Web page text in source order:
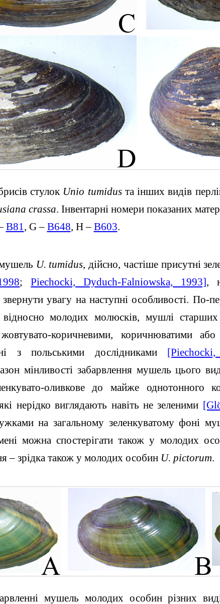
стулок Unio tumidusта інших видів
crassa. Інвентарні номери показаних
B81 , G – B648, H – B603.
U. tumidus, дійсно, частіше присутні
;Piechocki, Dyduch-Falniowska, 1993],
увагу на наступні особливості. По-
молодих молюсків, мушлі старших
коричневими, коричнюватими
з польськими дослідниками
мінливості забарвлення мушель цього
оливкове до майже однотонного
нерідко виглядають навіть не зеленими
на загальному зеленкуватому фоні
можна спостерігати також у молодих
– зрідка також у молодих особин U. pictorum.
мушель молодих особин різних